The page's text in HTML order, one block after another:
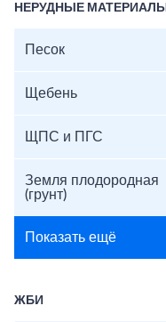
НЕРУДНЫЕ МАТЕРИАЛЫ
Песок
Щебень
ЩПС и ПГС
Земля плодородная
(грунт)
Показать ещё
ЖБИ